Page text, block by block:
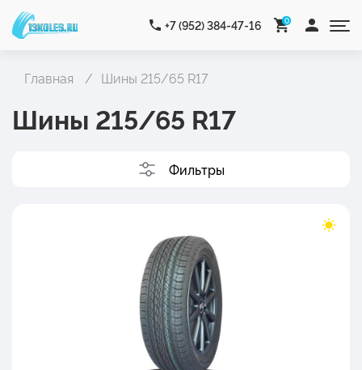
+7 (952) 384-47-16 0
Главная Шины 215/65 R17
Шины 215/65 R17
Фильтры